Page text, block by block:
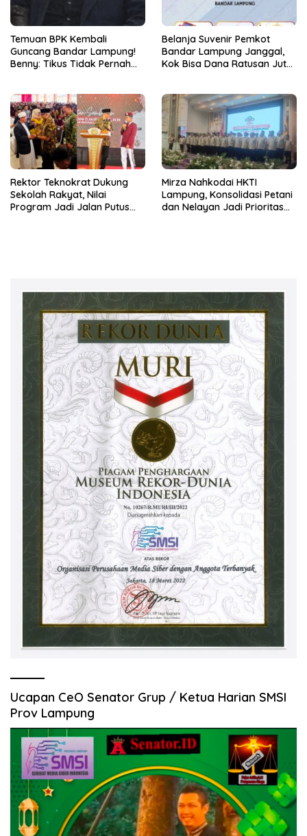
Temuan BPK Kembali
Guncang Bandar Lampung!
Benny: Tikus Tidak Pernah
Belanja Suvenir Pemkot
Bandar Lampung Janggal,
Kok Bisa Dana Ratusan Juta
Rektor Teknokrat Dukung
Sekolah Rakyat, Nilai
Program Jadi Jalan Putus
Mirza Nahkodai HKTI
Lampung, Konsolidasi Petani
dan Nelayan Jadi Prioritas
Ucapan CeO Senator Grup / Ketua Harian SMSI
Prov Lampung